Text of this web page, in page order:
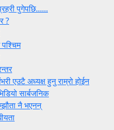
पुगेपछि......
?
एउटै अध्यक्ष हुनु राम्रो होईन
सार्बजनिक
नै भएनन्